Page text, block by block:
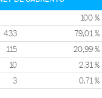
100 %
433 79,01 %
115 20,99 %
10 2,31 %
3 0,71 %